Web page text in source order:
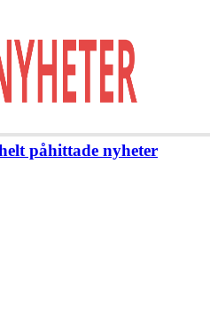
påhittade nyheter